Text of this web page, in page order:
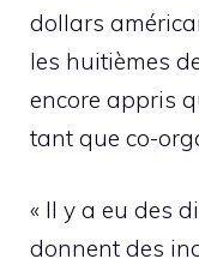
dollars
les huitièmes
encore appris
tant que co-
« Il y a eu des
donnent des